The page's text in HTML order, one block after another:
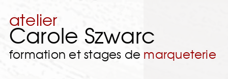
atelier
Carole Szwarc
formation et stages de marqueterie